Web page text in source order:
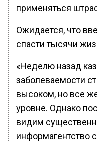
применяться
Ожидается, что
спасти тысячи
«Неделю назад
заболеваемости
высоком, но все
уровне. Однако
видим
информагентство